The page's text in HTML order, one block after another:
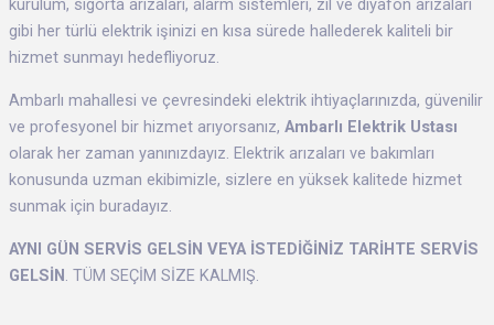
kurulum, sigorta arızaları, alarm sistemleri, zil ve diyafon arızaları
gibi her türlü elektrik işinizi en kısa sürede hallederek kaliteli bir
hizmet sunmayı hedefliyoruz.
Ambarlı mahallesi ve çevresindeki elektrik ihtiyaçlarınızda, güvenilir
ve profesyonel bir hizmet arıyorsanız, Ambarlı Elektrik Ustası
olarak her zaman yanınızdayız. Elektrik arızaları ve bakımları
konusunda uzman ekibimizle, sizlere en yüksek kalitede hizmet
sunmak için buradayız.
AYNI GÜN SERVİS GELSİN VEYA İSTEDİĞİNİZ TARİHTE SERVİS
GELSİN. TÜM SEÇİM SİZE KALMIŞ.